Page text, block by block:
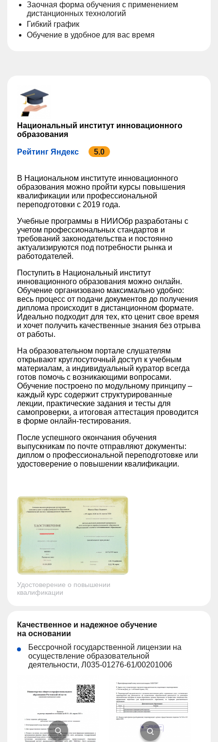
Заочная форма обучения с применением
дистанционных технологий
Гибкий график
Обучение в удобное для вас время
Национальный институт инновационного
образования
Рейтинг Яндекс 5.0
В Национальном институте инновационного
образования можно пройти курсы повышения
квалификации или профессиональной
переподготовки с 2019 года.
Учебные программы в НИИОбр разработаны с
учетом профессиональных стандартов и
требований законодательства и постоянно
актуализируются под потребности рынка и
работодателей.
Поступить в Национальный институт
инновационного образования можно онлайн.
Обучение организовано максимально удобно:
весь процесс от подачи документов до получения
диплома происходит в дистанционном формате.
Идеально подходит для тех, кто ценит свое время
и хочет получить качественные знания без отрыва
от работы.
На образовательном портале слушателям
открывают круглосуточный доступ к учебным
материалам, а индивидуальный куратор всегда
готов помочь с возникающими вопросами.
Обучение построено по модульному принципу –
каждый курс содержит структурированные
лекции, практические задания и тесты для
самопроверки, а итоговая аттестация проводится
в форме онлайн-тестирования.
После успешного окончания обучения
выпускникам по почте отправляют документы:
диплом о профессиональной переподготовке или
удостоверение о повышении квалификации.
Удостоверение о повышении
квалификации
Качественное и надежное обучение
на основании
Бессрочной государственной лицензии на
осуществление образовательной
деятельности, Л035-01276-61/00201006